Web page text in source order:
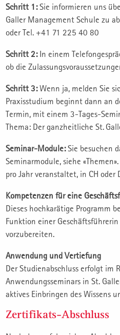
Schritt 1:Sie informieren uns
Galler Management Schule zu
oder Tel. +41 71 225 40 80
Schritt 2:In einem
ob die
Schritt 3:Wenn ja, melden Sie
Praxisstudium beginnt dann an
Termin, mit einem 3-Tages-
Thema: Der ganzheitliche St.
Seminar-Module:Sie besuchen
Seminarmodule, siehe
pro Jahr veranstaltet, in CH oder
Kompetenzen für eine
Dieses hochkarätige Programm
Funktion einer
vorzubereiten.
Anwendung und Vertiefung
Der Studienabschluss erfolgt im
Anwendungsseminars in St.
aktives Einbringen des Wissens
Zertifikats-Abschluss